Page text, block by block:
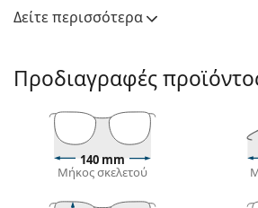
διαχρονικότητα τους τα καθιστά
περίσταση.
γυαλιά ηλίου.
Δείτε πώς φαίνονται πάνω σας
με τη λειτουργία του Εικονικού
Lentiamo.
Σκελετός γυαλιών ηλίου
Δείτε περισσότερα
Προδιαγραφές
140 mm
Μήκος σκελετού